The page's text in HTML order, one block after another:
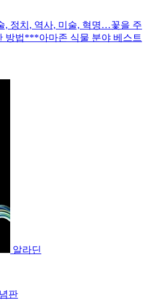
, 정치, 역사, 미술, 혁명…꽃을 주
방법***아마존 식물 분야 베스트
알라딘
판